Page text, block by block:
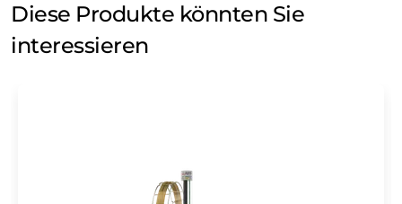
Diese Produkte könnten Sie
interessieren